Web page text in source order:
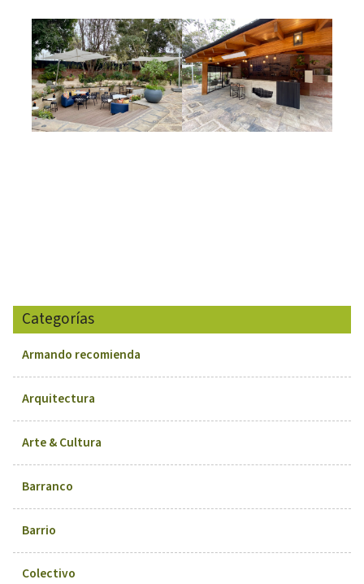
Categorías
Armando recomienda
Arquitectura
Arte & Cultura
Barranco
Barrio
Colectivo